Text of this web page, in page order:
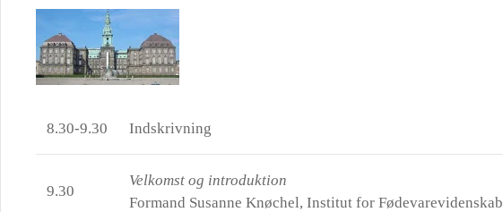
8.30-9.30 Indskrivning
9.30
Velkomst og introduktion
Formand Susanne Knøchel, Institut for Fødevarevidenskab